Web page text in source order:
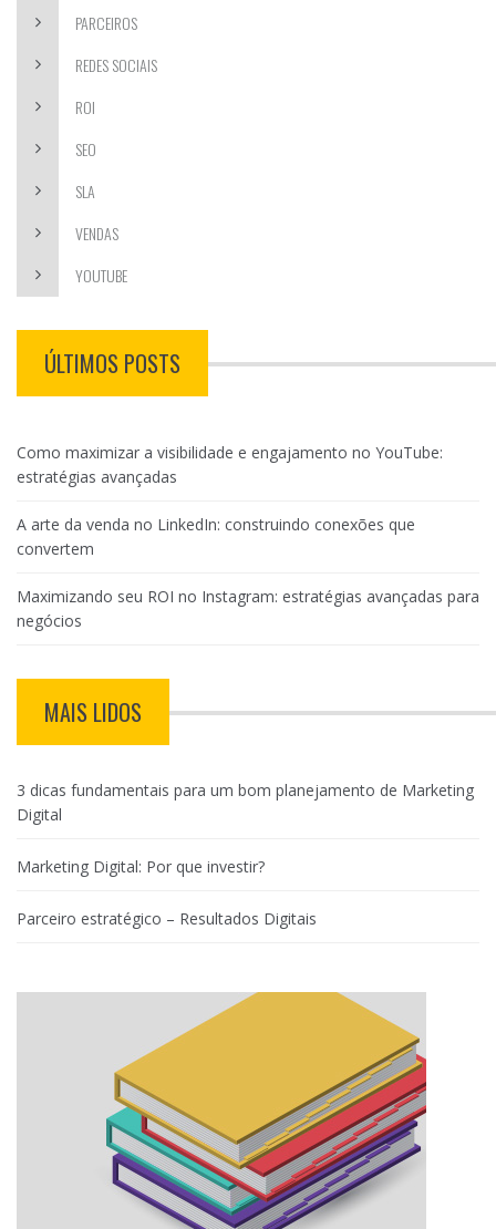
PARCEIROS
REDES SOCIAIS
ROI
SEO
SLA
VENDAS
YOUTUBE
ÚLTIMOS POSTS
Como maximizar a visibilidade e engajamento no YouTube:
estratégias avançadas
A arte da venda no LinkedIn: construindo conexões que
convertem
Maximizando seu ROI no Instagram: estratégias avançadas para
negócios
MAIS LIDOS
3 dicas fundamentais para um bom planejamento de Marketing
Digital
Marketing Digital: Por que investir?
Parceiro estratégico – Resultados Digitais